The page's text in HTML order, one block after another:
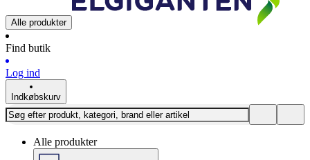
Alle produkter
Find butik
Log ind
Indkøbskurv
Alle produkter